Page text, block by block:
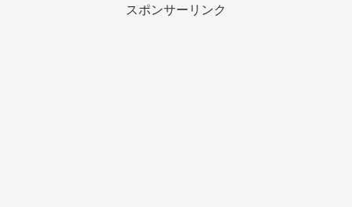
スポンサーリンク